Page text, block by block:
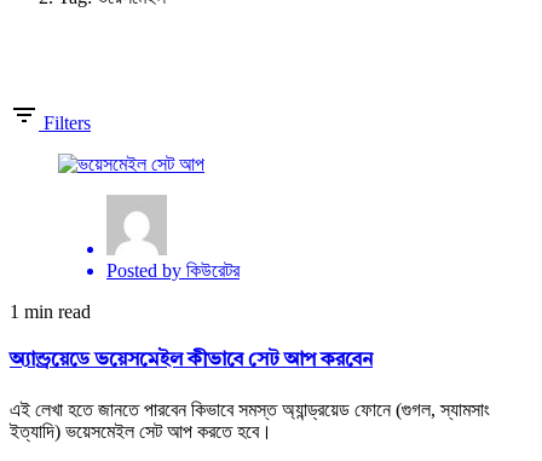
Filters
Posted by কিউরেটর
1 min read
অ্যান্ড্রয়েডে ভয়েসমেইল কীভাবে সেট আপ করবেন
এই লেখা হতে জানতে পারবেন কিভাবে সমস্ত অ্যান্ড্রয়েড ফোনে (গুগল, স্যামসাং
ইত্যাদি) ভয়েসমেইল সেট আপ করতে হবে।